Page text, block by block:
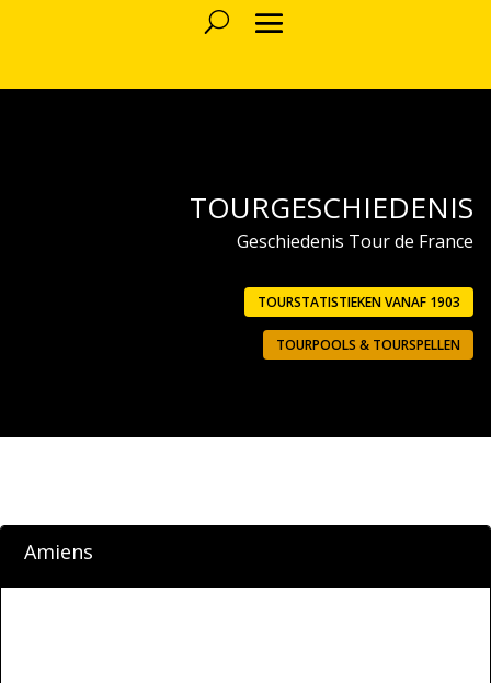
TOURGESCHIEDENIS
Geschiedenis Tour de France
TOURSTATISTIEKEN VANAF 1903
TOURPOOLS & TOURSPELLEN
Amiens